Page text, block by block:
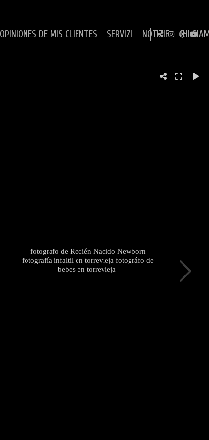
OPINIONES DE MIS CLIENTES SERVIZI NOTIZIE CHI
fotografo de Recién Nacido Newborn
fotografía infaltil en torrevieja fotográfo de
bebes en torrevieja